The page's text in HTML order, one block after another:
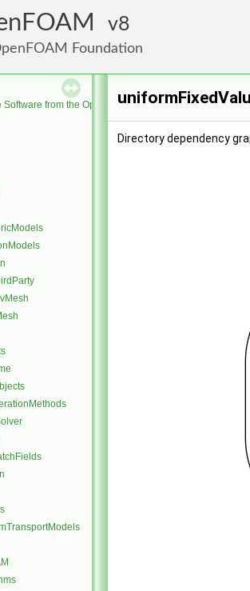
8
Foundation
Software from the OpenFOAM Foundation
Directory dependency